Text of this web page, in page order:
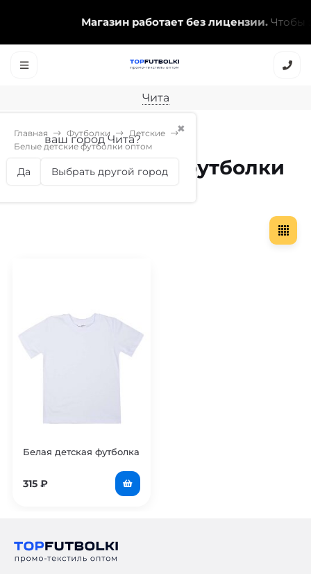
Магазин работает без лицензии.Чтобы
Чита
✖
ваш город Чита?
Да Выбрать другой город
Главная Футболки
Детские
Белые детские футболки оптом
Белые детские футболки
оптом
Белая детская футболка
315 ₽